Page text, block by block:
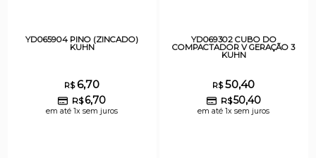
YD065904 PINO (ZINCADO)
KUHN
R$6,70
R$6,70
em até 1x sem juros
YD069302 CUBO DO
COMPACTADOR V GERAÇÃO 3
KUHN
R$50,40
R$50,40
em até 1x sem juros